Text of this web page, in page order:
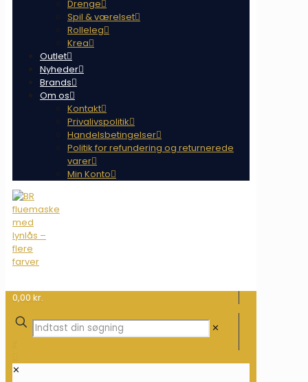
Drenge
Spil & værelset
Rolleleg
Krea
Outlet
Nyheder
Brands
Om os
Kontakt
Privalivspolitik
Handelsbetingelser
Politik for refundering og returnerede
varer
Min Konto
0,00 kr.
✕
✕